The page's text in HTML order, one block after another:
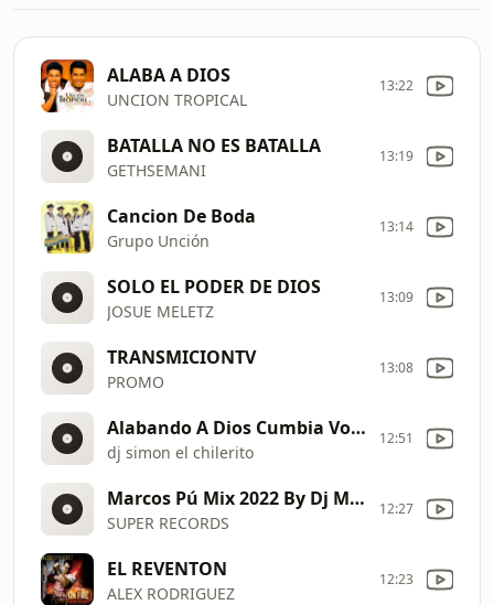
ALABA A DIOS
UNCION TROPICAL
13:22
BATALLA NO ES BATALLA
GETHSEMANI
13:19
Cancion De Boda
Grupo Unción
13:14
SOLO EL PODER DE DIOS
JOSUE MELETZ
13:09
TRANSMICIONTV
PROMO
13:08
Alabando A Dios Cumbia Volumen 02 Dj Simón El Chilerito
dj simon el chilerito
12:51
Marcos Pú Mix 2022 By Dj Miguelito La mejor musica
SUPER RECORDS
12:27
EL REVENTON
ALEX RODRIGUEZ
12:23